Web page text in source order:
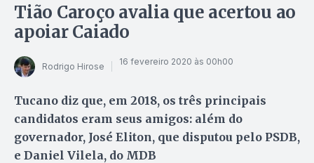
Tião Caroço avalia que acertou ao
apoiar Caiado
Rodrigo Hirose 16 fevereiro 2020 às 00h00
Tucano diz que, em 2018, os três principais
candidatos eram seus amigos: além do
governador, José Eliton, que disputou pelo PSDB,
e Daniel Vilela, do MDB